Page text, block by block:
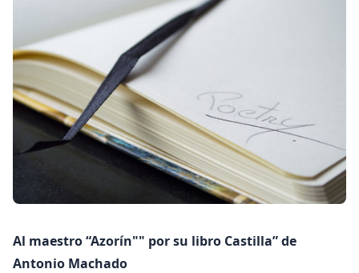
Al maestro “Azorín"" por su libro Castilla” de
Antonio Machado